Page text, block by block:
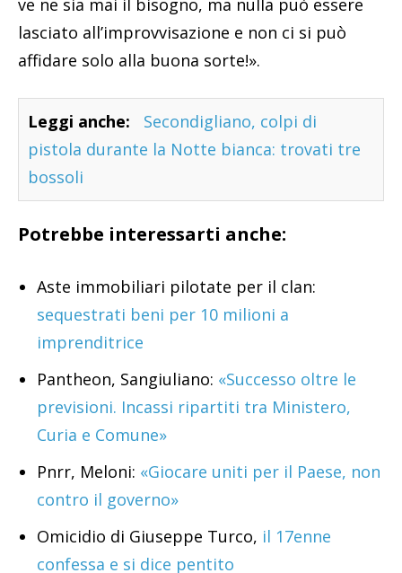
ve ne sia mai il bisogno, ma nulla può essere
lasciato all’improvvisazione e non ci si può
affidare solo alla buona sorte!».
Leggi anche:
Secondigliano, colpi di
pistola durante la Notte bianca: trovati tre
bossoli
Potrebbe interessarti anche:
Aste immobiliari pilotate per il clan:
sequestrati beni per 10 milioni a
imprenditrice
Pantheon, Sangiuliano: «Successo oltre le
previsioni. Incassi ripartiti tra Ministero,
Curia e Comune»
Pnrr, Meloni: «Giocare uniti per il Paese, non
contro il governo»
Omicidio di Giuseppe Turco, il 17enne
confessa e si dice pentito